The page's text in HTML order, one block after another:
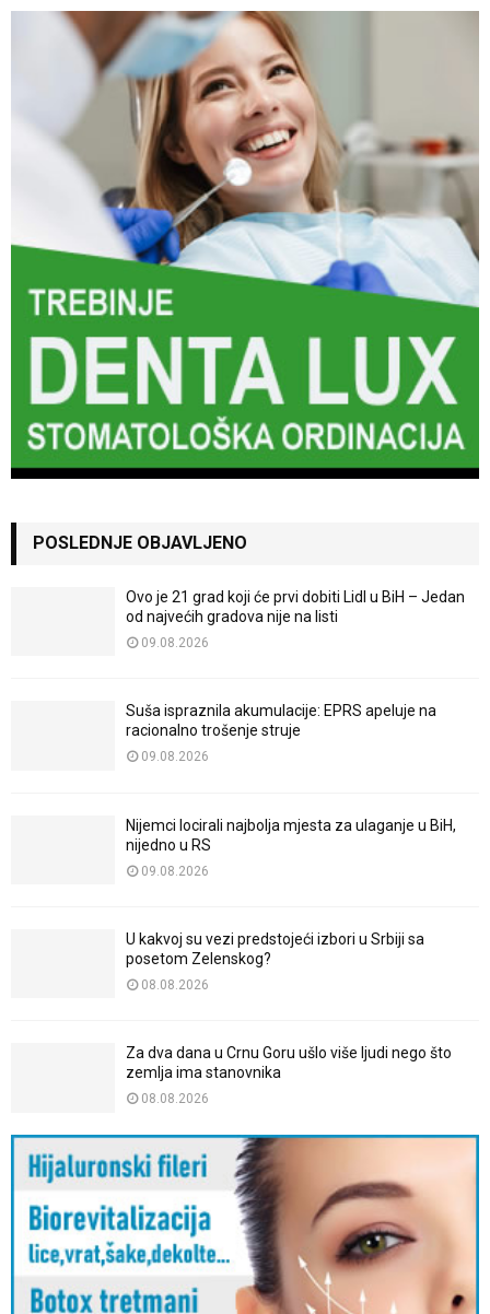
POSLEDNJE OBJAVLJENO
Ovo je 21 grad koji će prvi dobiti Lidl u BiH – Jedan
od najvećih gradova nije na listi
09.08.2026
Suša ispraznila akumulacije: EPRS apeluje na
racionalno trošenje struje
09.08.2026
Nijemci locirali najbolja mjesta za ulaganje u BiH,
nijedno u RS
09.08.2026
U kakvoj su vezi predstojeći izbori u Srbiji sa
posetom Zelenskog?
08.08.2026
Za dva dana u Crnu Goru ušlo više ljudi nego što
zemlja ima stanovnika
08.08.2026